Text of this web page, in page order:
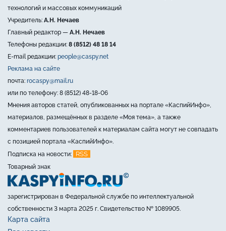
технологий и массовых коммуникаций
Учредитель: А.Н. Нечаев
Главный редактор — А.Н. Нечаев
Телефоны редакции: 8 (8512) 48 18 14
E-mail редакции: people@caspy.net
Реклама на сайте
почта: rocaspy@mail.ru
или по телефону: 8 (8512) 48-18-06
Мнения авторов статей, опубликованных на портале «КаспийИнфо»,
материалов, размещённых в разделе «Моя тема», а также
комментариев пользователей к материалам сайта могут не совпадать
с позицией портала «КаспийИнфо».
Подписка на новости:
RSS
Товарный знак
зарегистрирован в Федеральной службе по интеллектуальной
собственности 3 марта 2025 г. Свидетельство № 1089905.
Карта сайта